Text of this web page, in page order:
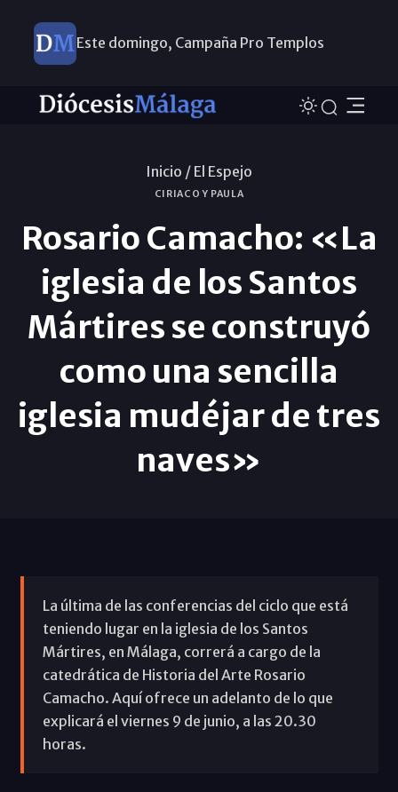
Este domingo, Campaña Pro Templos
Inicio / El Espejo
CIRIACO Y PAULA
Rosario Camacho: «La
iglesia de los Santos
Mártires se construyó
como una sencilla
iglesia mudéjar de tres
naves»
La última de las conferencias del ciclo que está
teniendo lugar en la iglesia de los Santos
Mártires, en Málaga, correrá a cargo de la
catedrática de Historia del Arte Rosario
Camacho. Aquí ofrece un adelanto de lo que
explicará el viernes 9 de junio, a las 20.30
horas.